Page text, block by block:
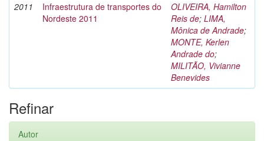
2011
Infraestrutura de transportes do
Nordeste 2011
OLIVEIRA, Hamilton
Reis de; LIMA,
Mônica de Andrade;
MONTE, Kerlen
Andrade do;
MILITÃO, Vivianne
Benevides
Refinar
Autor